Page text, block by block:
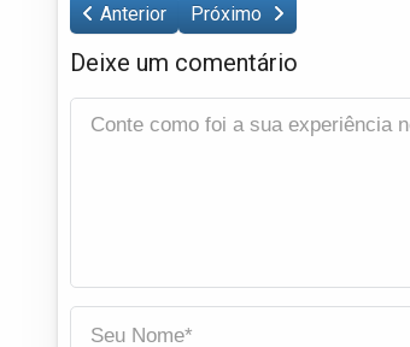
Anterior Próximo
Deixe um comentário